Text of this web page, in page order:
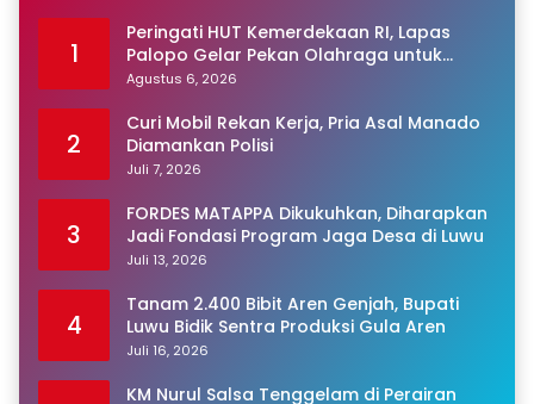
1
Peringati HUT Kemerdekaan RI, Lapas
Palopo Gelar Pekan Olahraga untuk
Warga Binaan
Agustus 6, 2026
2
Curi Mobil Rekan Kerja, Pria Asal Manado
Diamankan Polisi
Juli 7, 2026
3
FORDES MATAPPA Dikukuhkan, Diharapkan
Jadi Fondasi Program Jaga Desa di Luwu
Juli 13, 2026
4
Tanam 2.400 Bibit Aren Genjah, Bupati
Luwu Bidik Sentra Produksi Gula Aren
Juli 16, 2026
KM Nurul Salsa Tenggelam di Perairan